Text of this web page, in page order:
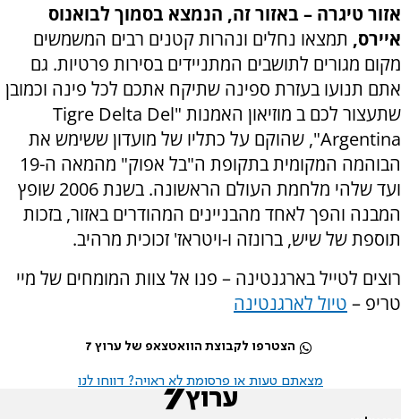
אזור טיגרה – באזור זה, הנמצא בסמוך לבואנוס
איירס, תמצאו נחלים ונהרות קטנים רבים המשמשים
מקום מגורים לתושבים המתניידים בסירות פרטיות. גם
אתם תנועו בעזרת ספינה שתיקח אתכם לכל פינה וכמובן
שתעצור לכם ב מוזיאון האמנות "Tigre Delta Del
Argentina",
שהוקם על כתליו של מועדון ששימש את
הבוהמה המקומית בתקופת ה"בל אפוק" מהמאה ה-19
ועד שלהי מלחמת העולם הראשונה. בשנת 2006 שופץ
המבנה והפך לאחד מהבניינים המהודרים באזור, בזכות
תוספת של שיש, ברונזה ו-ויטראז' זכוכית מרהיב.
רוצים לטייל בארגנטינה – פנו אל צוות המומחים של מיי
טריפ – טיול לארגנטינה
הצטרפו לקבוצת הוואטצאפ של ערוץ 7
מצאתם טעות או פרסומת לא ראויה? דווחו לנו